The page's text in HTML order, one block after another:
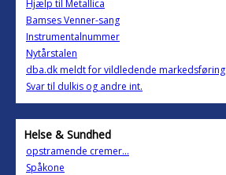
Hjælp til Metallica
Bamses Venner-sang
Instrumentalnummer
Nytårstalen
dba.dk meldt for vildledende markedsføring
Svar til dulkis og andre int.
Helse & Sundhed
opstramende cremer...
Spåkone